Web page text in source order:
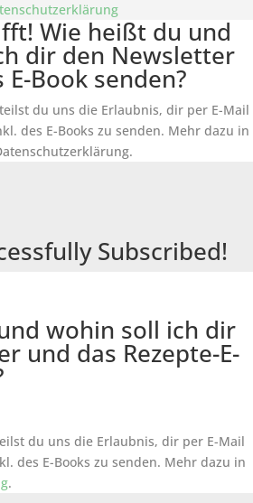
Wie heißt du und
dir den Newsletter
E-Book senden?
du uns die Erlaubnis, dir per E-Mail
des E-Books zu senden. Mehr dazu in
Subscribed!
wohin soll ich dir
und das Rezepte-E-
du uns die Erlaubnis, dir per E-Mail
des E-Books zu senden. Mehr dazu in
.